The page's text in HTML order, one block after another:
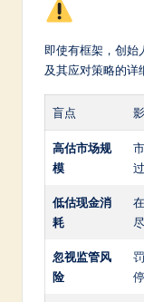
即使有框架，创始
及其应对策略的详
盲点
高估市场规
模
低估现金消
耗
忽视监管风
险
停